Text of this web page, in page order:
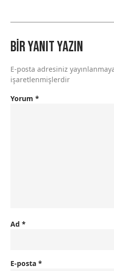
Bir yanıt yazın
E-posta adresiniz
işaretlenmişlerdir
Yorum *
Ad *
E-posta *